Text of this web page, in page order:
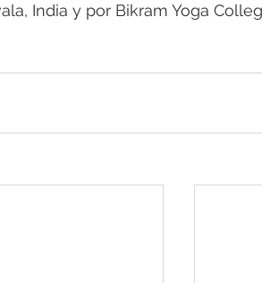
India y por Bikram Yoga